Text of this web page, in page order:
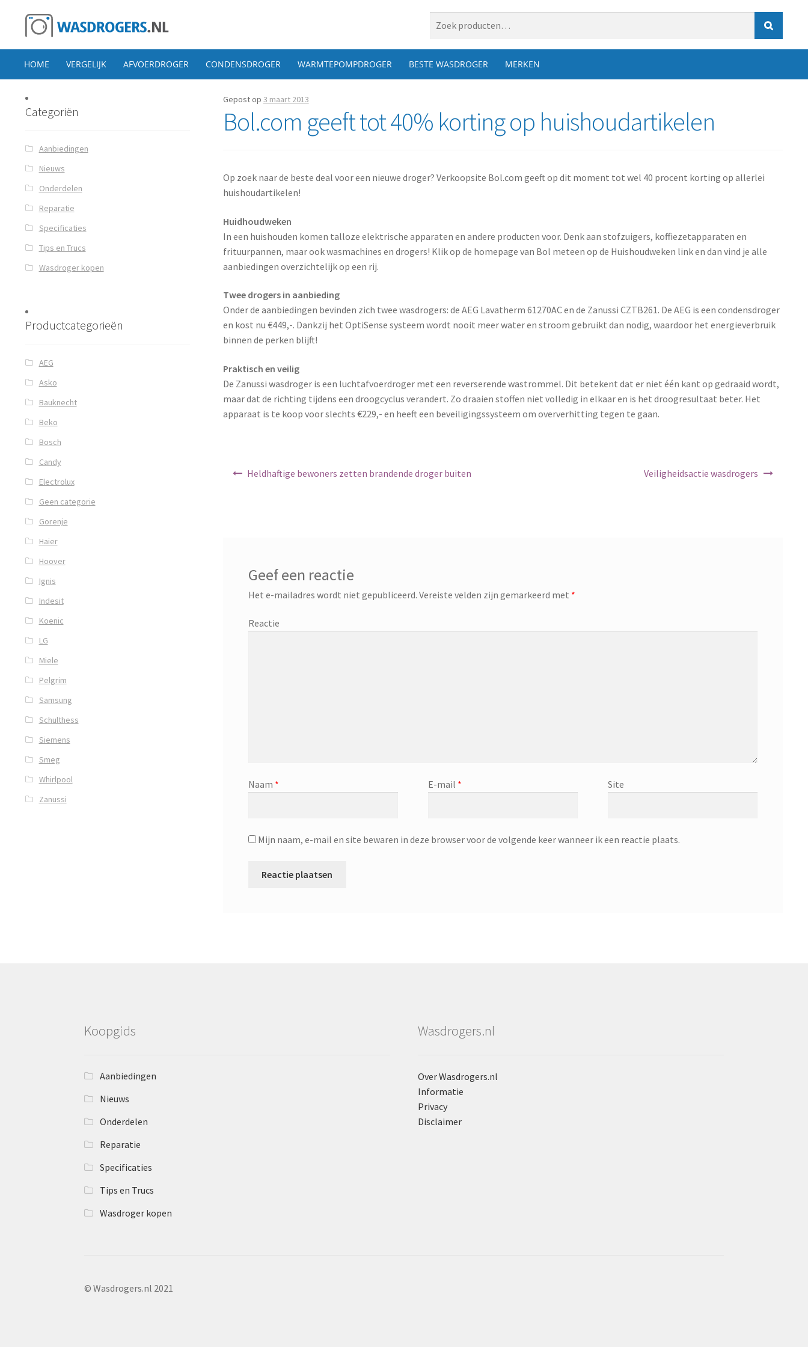
Ga door naar navigatie
Ga direct naar de inhoud  naar: 
HOME VERGELIJK AFVOERDROGER CONDENSDROGER WARMTEPOMPDROGER BESTE WASDROGER MERKEN
Gepost op 3 maart 2013
Bol.com geeft tot 40% korting op huishoudartikelen
Op zoek naar de beste deal voor een nieuwe droger? Verkoopsite Bol.com geeft op dit moment tot wel 40 procent korting op allerlei
huishoudartikelen!
Huidhoudweken
In een huishouden komen talloze elektrische apparaten en andere producten voor. Denk aan stofzuigers, koffiezetapparaten en
frituurpannen, maar ook wasmachines en drogers! Klik op de homepage van Bol meteen op de Huishoudweken link en dan vind je alle
aanbiedingen overzichtelijk op een rij.
Twee drogers in aanbieding
Onder de aanbiedingen bevinden zich twee wasdrogers: de AEG Lavatherm 61270AC en de Zanussi CZTB261. De AEG is een condensdroger
en kost nu €449,-. Dankzij het OptiSense systeem wordt nooit meer water en stroom gebruikt dan nodig, waardoor het energieverbruik
binnen de perken blijft!
Praktisch en veilig
De Zanussi wasdroger is een luchtafvoerdroger met een reverserende wastrommel. Dit betekent dat er niet één kant op gedraaid wordt,
maar dat de richting tijdens een droogcyclus verandert. Zo draaien stoffen niet volledig in elkaar en is het droogresultaat beter. Het
apparaat is te koop voor slechts €229,- en heeft een beveiligingssysteem om oververhitting tegen te gaan.
Berichtnavigatie
Heldhaftige bewoners zetten brandende droger buiten Veiligheidsactie wasdrogers
Geef een reactie
Het e-mailadres wordt niet gepubliceerd. Vereiste velden zijn gemarkeerd met *
Reactie
Naam * E-mail * Site
Mijn naam, e-mail en site bewaren in deze browser voor de volgende keer wanneer ik een reactie plaats.
Categoriën
Aanbiedingen
Nieuws
Onderdelen
Reparatie
Specificaties
Tips en Trucs
Wasdroger kopen
Productcategorieën
AEG
Asko
Bauknecht
Beko
Bosch
Candy
Electrolux
Geen categorie
Gorenje
Haier
Hoover
Ignis
Indesit
Koenic
LG
Miele
Pelgrim
Samsung
Schulthess
Siemens
Smeg
Whirlpool
Zanussi
Koopgids
Aanbiedingen
Nieuws
Onderdelen
Reparatie
Specificaties
Tips en Trucs
Wasdroger kopen
Wasdrogers.nl
Over Wasdrogers.nl
Informatie
Privacy
Disclaimer
© Wasdrogers.nl 2021